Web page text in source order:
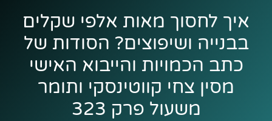
איך לחסוך מאות אלפי שקלים
בבנייה ושיפוצים? הסודות של
כתב הכמויות והייבוא האישי
מסין צחי קווטינסקי ותומר
משעול פרק 323